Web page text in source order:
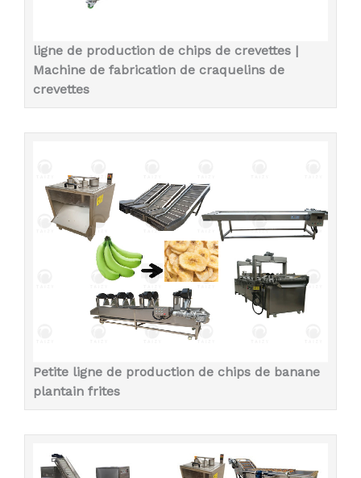
ligne de production de chips de crevettes |
Machine de fabrication de craquelins de
crevettes
Petite ligne de production de chips de banane
plantain frites